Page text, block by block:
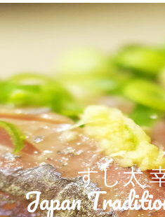
すし太
Japan